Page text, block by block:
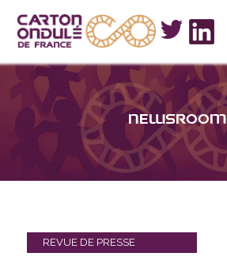
Newsroom
REVUE DE PRESSE